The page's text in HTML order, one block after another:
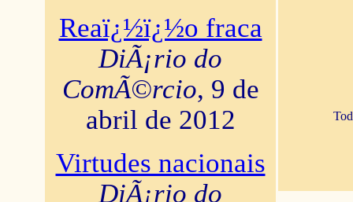
Reaï¿½ï¿½o fraca
DiÃ¡rio do
ComÃ©rcio, 9 de
abril de 2012
Virtudes nacionais
DiÃ¡rio do